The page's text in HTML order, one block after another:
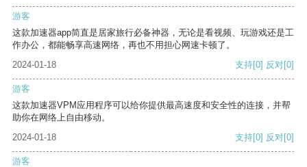
游客
这款加速器app简直是居家旅行必备神器，无论是看视频、玩游戏还是工
作办公，都能畅享高速网络，再也不用担心网速卡顿了。
2024-01-18
支持[0] 反对[0]
游客
这款加速器VPM应用程序可以给你提供最高速度和安全性的连接，并帮
助你在网络上自由移动。
2024-01-18
支持[0] 反对[0]
游客